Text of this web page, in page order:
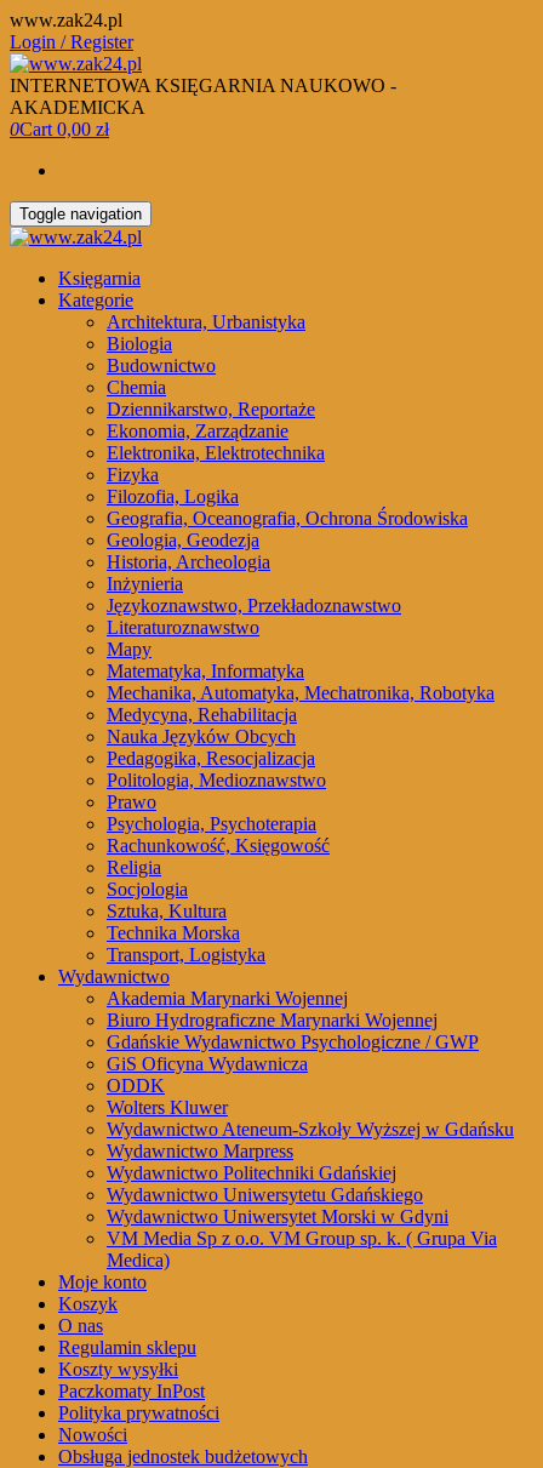
Skip
to
the
content
www.zak24.pl
Login / Register
INTERNETOWA KSIĘGARNIA NAUKOWO -
AKADEMICKA
0Cart 0,00 zł
Toggle navigation
Księgarnia
Kategorie
Architektura, Urbanistyka
Biologia
Budownictwo
Chemia
Dziennikarstwo, Reportaże
Ekonomia, Zarządzanie
Elektronika, Elektrotechnika
Fizyka
Filozofia, Logika
Geografia, Oceanografia, Ochrona Środowiska
Geologia, Geodezja
Historia, Archeologia
Inżynieria
Językoznawstwo, Przekładoznawstwo
Literaturoznawstwo
Mapy
Matematyka, Informatyka
Mechanika, Automatyka, Mechatronika, Robotyka
Medycyna, Rehabilitacja
Nauka Języków Obcych
Pedagogika, Resocjalizacja
Politologia, Medioznawstwo
Prawo
Psychologia, Psychoterapia
Rachunkowość, Księgowość
Religia
Socjologia
Sztuka, Kultura
Technika Morska
Transport, Logistyka
Wydawnictwo
Akademia Marynarki Wojennej
Biuro Hydrograficzne Marynarki Wojennej
Gdańskie Wydawnictwo Psychologiczne / GWP
GiS Oficyna Wydawnicza
ODDK
Wolters Kluwer
Wydawnictwo Ateneum-Szkoły Wyższej w Gdańsku
Wydawnictwo Marpress
Wydawnictwo Politechniki Gdańskiej
Wydawnictwo Uniwersytetu Gdańskiego
Wydawnictwo Uniwersytet Morski w Gdyni
VM Media Sp z o.o. VM Group sp. k. ( Grupa Via
Medica)
Moje konto
Koszyk
O nas
Regulamin sklepu
Koszty wysyłki
Paczkomaty InPost
Polityka prywatności
Nowości
Obsługa jednostek budżetowych